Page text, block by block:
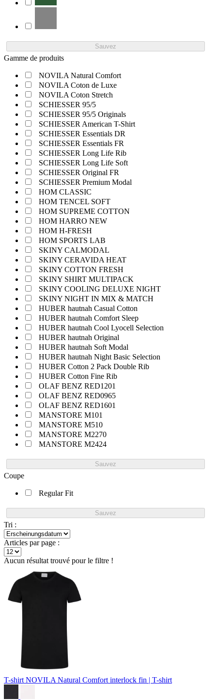
Sauvez
Gamme de produits
NOVILA Natural Comfort
NOVILA Coton de Luxe
NOVILA Coton Stretch
SCHIESSER 95/5
SCHIESSER 95/5 Originals
SCHIESSER American T-Shirt
SCHIESSER Essentials DR
SCHIESSER Essentials FR
SCHIESSER Long Life Rib
SCHIESSER Long Life Soft
SCHIESSER Original FR
SCHIESSER Premium Modal
HOM CLASSIC
HOM TENCEL SOFT
HOM SUPREME COTTON
HOM HARRO NEW
HOM H-FRESH
HOM SPORTS LAB
SKINY CALMODAL
SKINY CERAVIDA HEAT
SKINY COTTON FRESH
SKINY SHIRT MULTIPACK
SKINY COOLING DELUXE NIGHT
SKINY NIGHT IN MIX & MATCH
HUBER hautnah Casual Cotton
HUBER hautnah Comfort Sleep
HUBER hautnah Cool Lyocell Selection
HUBER hautnah Original
HUBER hautnah Soft Modal
HUBER hautnah Night Basic Selection
HUBER Cotton 2 Pack Double Rib
HUBER Cotton Fine Rib
OLAF BENZ RED1201
OLAF BENZ RED0965
OLAF BENZ RED1601
MANSTORE M101
MANSTORE M510
MANSTORE M2270
MANSTORE M2424
Sauvez
Coupe
Regular Fit
Sauvez
Tri :
Articles par page :
Aucun résultat trouvé pour le filtre !
T-shirt NOVILA Natural Comfort interlock fin | T-shirt